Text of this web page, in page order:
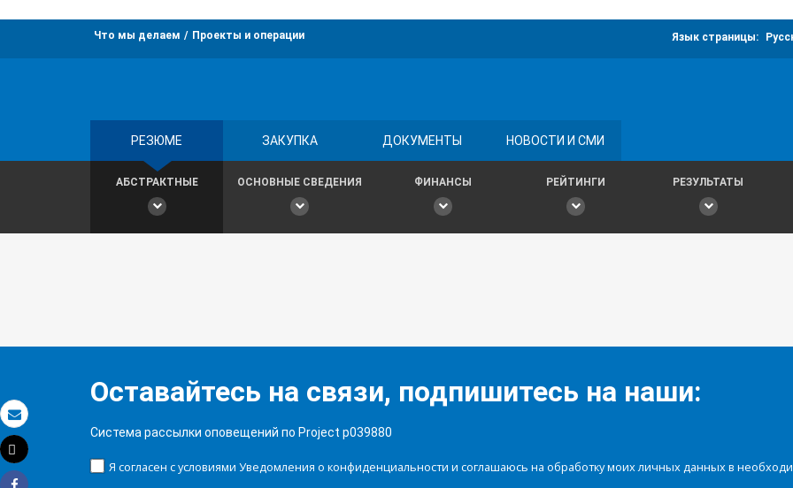
Электронная почта
Распечатать
Tweet
Что мы делаем Проекты и операции Язык страницы:
РЕЗЮМЕ ЗАКУПКА ДОКУМЕНТЫ НОВОСТИ И СМИ
АБСТРАКТНЫЕ ОСНОВНЫЕ СВЕДЕНИЯ ФИНАНСЫ РЕЙТИНГИ РЕЗУЛЬТАТЫ
Оставайтесь на связи, подпишитесь на наши:
Система рассылки оповещений по Project p039880
Я согласен с условиями Уведомления о конфиденциальности и соглашаюсь на обработку моих личных данных в